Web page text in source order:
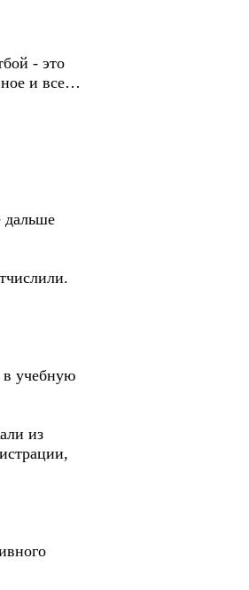
- это
и все…
дальше
в учебную
из